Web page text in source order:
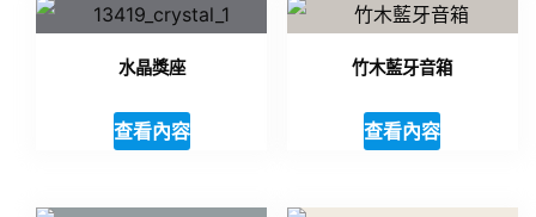
水晶獎座
查看內容
竹木藍牙音箱
查看內容